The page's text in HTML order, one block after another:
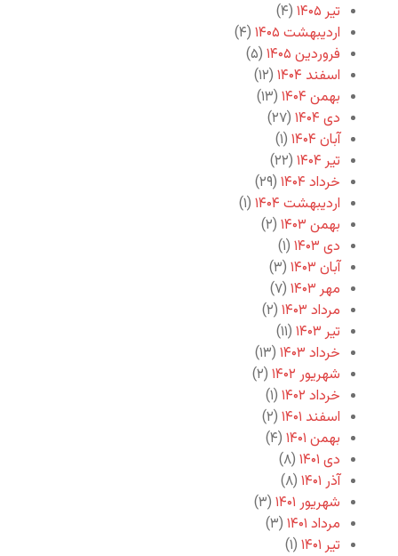
تیر ۱۴۰۵
(۴)
اردیبهشت ۱۴۰۵
(۴)
فروردین ۱۴۰۵
(۵)
اسفند ۱۴۰۴
(۱۲)
بهمن ۱۴۰۴
(۱۳)
دی ۱۴۰۴
(۲۷)
آبان ۱۴۰۴
(۱)
تیر ۱۴۰۴
(۲۲)
خرداد ۱۴۰۴
(۲۹)
اردیبهشت ۱۴۰۴
(۱)
بهمن ۱۴۰۳
(۲)
دی ۱۴۰۳
(۱)
آبان ۱۴۰۳
(۳)
مهر ۱۴۰۳
(۷)
مرداد ۱۴۰۳
(۲)
تیر ۱۴۰۳
(۱۱)
خرداد ۱۴۰۳
(۱۳)
شهریور ۱۴۰۲
(۲)
خرداد ۱۴۰۲
(۱)
اسفند ۱۴۰۱
(۲)
بهمن ۱۴۰۱
(۴)
دی ۱۴۰۱
(۸)
آذر ۱۴۰۱
(۸)
شهریور ۱۴۰۱
(۳)
مرداد ۱۴۰۱
(۳)
تیر ۱۴۰۱
(۱)